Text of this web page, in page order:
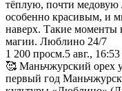
тёплую, почти медовую
особенно красивым, и
наверх. Такие моменты
магии. Люблино 24/7
1 200 просм.5 авг., 16:53
🥰 Маньчжурский орех
первый год